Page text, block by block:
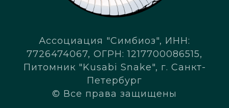
Ассоциация "Симбиоз", ИНН:
7726474067, ОГРН: 1217700086515,
Питомник "Kusabi Snake", г. Санкт-
Петербург
© Все права защищены